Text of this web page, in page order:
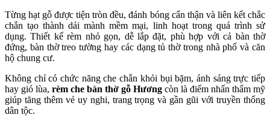
Từng hạt gỗ được tiện tròn đều, đánh bóng cẩn thận và liên kết chắc
chắn tạo thành dải mành mềm mại, linh hoạt trong quá trình sử
dụng. Thiết kế rèm nhỏ gọn, dễ lắp đặt, phù hợp với cả bàn thờ
đứng, bàn thờ treo tường hay các dạng tủ thờ trong nhà phố và căn
hộ chung cư.
Không chỉ có chức năng che chắn khỏi bụi bặm, ánh sáng trực tiếp
hay gió lùa, rèm che bàn thờ gỗ Hương còn là điểm nhấn thẩm mỹ
giúp tăng thêm vẻ uy nghi, trang trọng và gần gũi với truyền thống
dân tộc.